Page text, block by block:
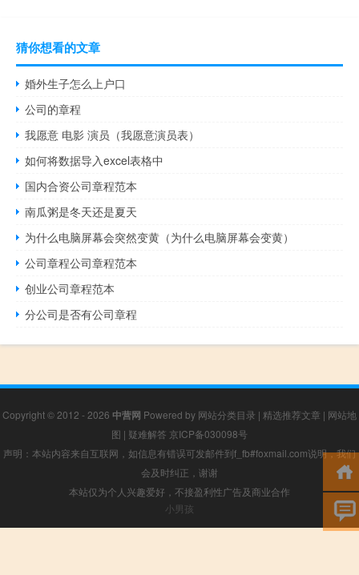
猜你想看的文章
婚外生子怎么上户口
公司的章程
我愿意 电影 演员（我愿意演员表）
如何将数据导入excel表格中
国内合资公司章程范本
南瓜粥是冬天还是夏天
为什么电脑屏幕会突然变黄（为什么电脑屏幕会变黄）
公司章程公司章程范本
创业公司章程范本
分公司是否有公司章程
Copyright © 2012 - 2026 中营网 Powered by 网站分类目录 | 精选推荐文章 | 网站地
图 | 疑难解答 京ICP备030098号
声明：本站内容来自互联网，如信息有错误可发邮件到f_fb#foxmail.com说明，我们
会及时纠正，谢谢
本站仅为个人兴趣爱好，不接盈利性广告及商业合作
小男孩